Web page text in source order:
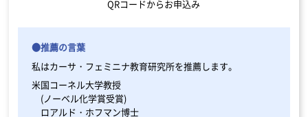
QRコードからお申込み
●推薦の言葉
私はカーサ・フェミニナ教育研究所を推薦します。
米国コーネル大学教授
(ノーベル化学賞受賞)
ロアルド・ホフマン博士